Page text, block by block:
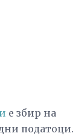
е збир на
податоци.